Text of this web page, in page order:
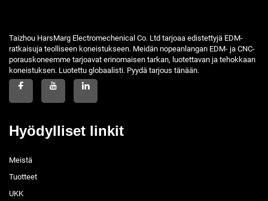
Taizhou HarsMarg Electromechenical Co. Ltd tarjoaa edistettyjä EDM-
ratkaisuja teolliseen koneistukseen. Meidän nopeanlangan EDM- ja CNC-
porauskoneemme tarjoavat erinomaisen tarkan, luotettavan ja tehokkaan
koneistuksen. Luotettu globaalisti. Pyydä tarjous tänään.
Hyödylliset linkit
Meistä
Tuotteet
UKK